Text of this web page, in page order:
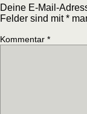
Deine E-Mail-
Felder sind mit*
Kommentar *